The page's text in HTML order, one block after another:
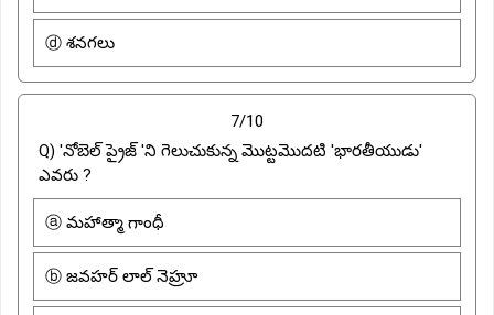
ⓓ శనగలు
7/10
Q) 'నోబెల్ ప్రైజ్ 'ని గెలుచుకున్న మొట్టమొదటి 'భారతీయుడు'
ఎవరు ?
ⓐ మహాత్మా గాంధీ
ⓑ జవహర్ లాల్ నెహ్రూ